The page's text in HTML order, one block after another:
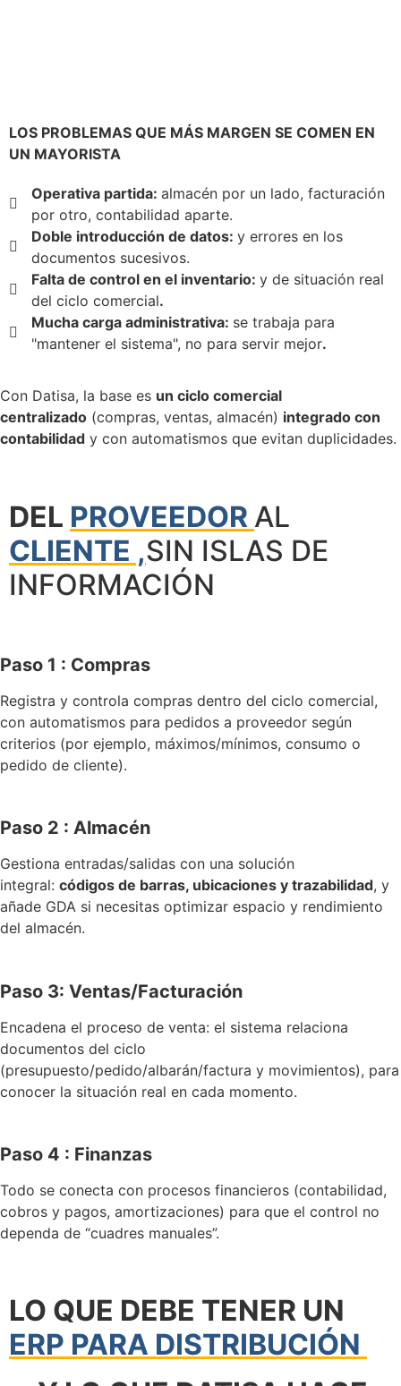
LOS PROBLEMAS QUE MÁS MARGEN SE COMEN EN
UN MAYORISTA
Operativa partida: almacén por un lado, facturación
por otro, contabilidad aparte.
Doble introducción de datos: y errores en los
documentos sucesivos.
Falta de control en el inventario: y de situación real
del ciclo comercial.
Mucha carga administrativa: se trabaja para
"mantener el sistema", no para servir mejor.
Con Datisa, la base es un ciclo comercial
centralizado (compras, ventas, almacén) integrado con
contabilidad y con automatismos que evitan duplicidades.
DEL PROVEEDOR AL
CLIENTE ,SIN ISLAS DE
INFORMACIÓN
Paso 1 : Compras
Registra y controla compras dentro del ciclo comercial,
con automatismos para pedidos a proveedor según
criterios (por ejemplo, máximos/mínimos, consumo o
pedido de cliente).
Paso 2 : Almacén
Gestiona entradas/salidas con una solución
integral: códigos de barras, ubicaciones y trazabilidad, y
añade GDA si necesitas optimizar espacio y rendimiento
del almacén.
Paso 3: Ventas/Facturación
Encadena el proceso de venta: el sistema relaciona
documentos del ciclo
(presupuesto/pedido/albarán/factura y movimientos), para
conocer la situación real en cada momento.
Paso 4 : Finanzas
Todo se conecta con procesos financieros (contabilidad,
cobros y pagos, amortizaciones) para que el control no
dependa de “cuadres manuales”.
LO QUE DEBE TENER UN
ERP PARA DISTRIBUCIÓN